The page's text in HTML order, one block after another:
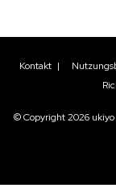
Kontakt |
© Copyright2026